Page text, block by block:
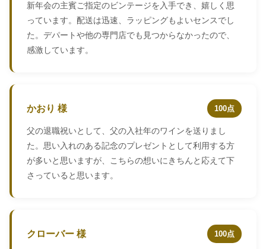
新年会の主賓ご指定のビンテージを入手でき、嬉しく思
っています。配送は迅速、ラッピングもよいセンスでし
た。デパートや他の専門店でも見つからなかったので、
感激しています。
かおり 様 100点
父の退職祝いとして、父の入社年のワインを送りまし
た。思い入れのある記念のプレゼントとして利用する方
が多いと思いますが、こちらの想いにきちんと応えて下
さっていると思います。
クローバー 様 100点